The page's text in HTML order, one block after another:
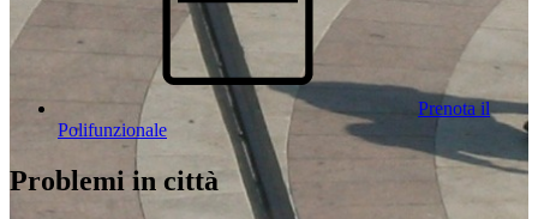
Prenota il
Polifunzionale
Problemi in città